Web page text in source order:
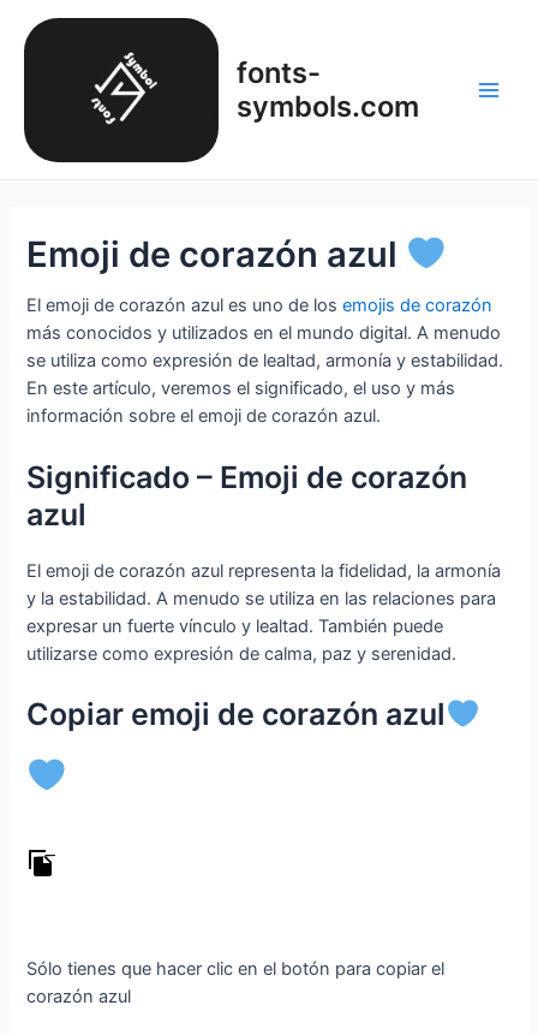
fonts-
symbols.com
Emoji de corazón azul
El emoji de corazón azul es uno de losemojis de corazón
más conocidos y utilizados en el mundo digital. A menudo
se utiliza como expresión de lealtad, armonía y estabilidad.
En este artículo, veremos el significado, el uso y más
información sobre el emoji de corazón azul.
Significado – Emoji de corazón
azul
El emoji de corazón azul representa la fidelidad, la armonía
y la estabilidad. A menudo se utiliza en las relaciones para
expresar un fuerte vínculo y lealtad. También puede
utilizarse como expresión de calma, paz y serenidad.
Copiar emoji de corazón azul
Sólo tienes que hacer clic en el botón para copiar el
corazón azul